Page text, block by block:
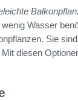
Wasser
Sie
diesen